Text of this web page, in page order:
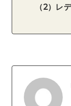
（2）レ